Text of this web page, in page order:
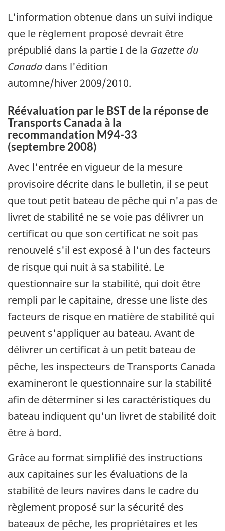
L'information obtenue dans un suivi indique
que le règlement proposé devrait être
prépublié dans la partie I de la Gazette du
Canada dans l'édition
automne/hiver 2009/2010.
Réévaluation par le BST de la réponse de
Transports Canada à la
recommandation M94-33
(septembre 2008)
Avec l'entrée en vigueur de la mesure
provisoire décrite dans le bulletin, il se peut
que tout petit bateau de pêche qui n'a pas de
livret de stabilité ne se voie pas délivrer un
certificat ou que son certificat ne soit pas
renouvelé s'il est exposé à l'un des facteurs
de risque qui nuit à sa stabilité. Le
questionnaire sur la stabilité, qui doit être
rempli par le capitaine, dresse une liste des
facteurs de risque en matière de stabilité qui
peuvent s'appliquer au bateau. Avant de
délivrer un certificat à un petit bateau de
pêche, les inspecteurs de Transports Canada
examineront le questionnaire sur la stabilité
afin de déterminer si les caractéristiques du
bateau indiquent qu'un livret de stabilité doit
être à bord.
Grâce au format simplifié des instructions
aux capitaines sur les évaluations de la
stabilité de leurs navires dans le cadre du
règlement proposé sur la sécurité des
bateaux de pêche, les propriétaires et les